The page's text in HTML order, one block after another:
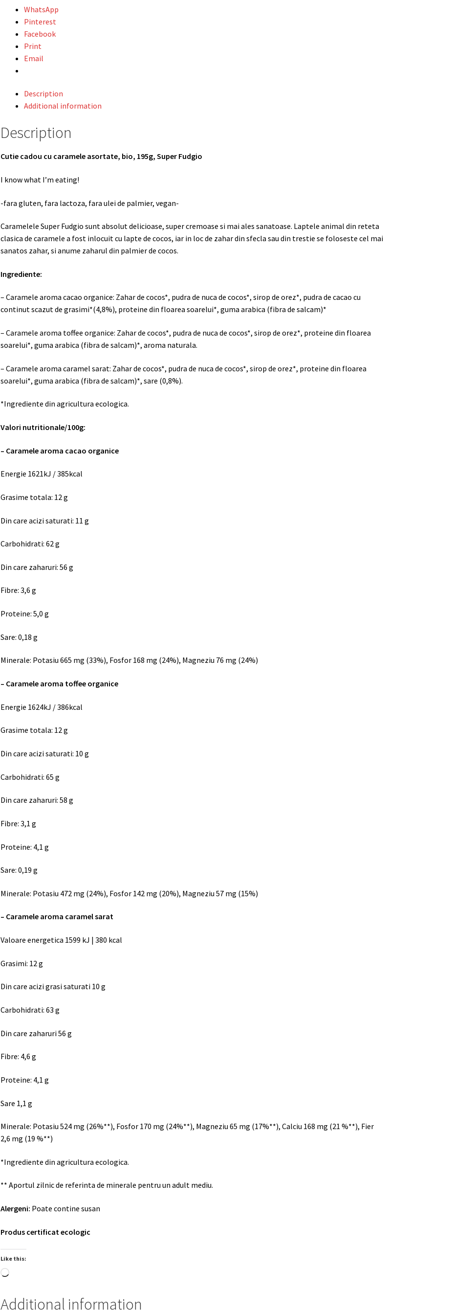
Super
Fudgio
quantity
WhatsApp
Pinterest
Facebook
Print
Email
Description
Additional information
Description
Cutie cadou cu caramele asortate, bio, 195g, Super Fudgio
I know what I’m eating!
-fara gluten, fara lactoza, fara ulei de palmier, vegan-
Caramelele Super Fudgio sunt absolut delicioase, super cremoase si mai ales sanatoase. Laptele animal din reteta
clasica de caramele a fost inlocuit cu lapte de cocos, iar in loc de zahar din sfecla sau din trestie se foloseste cel mai
sanatos zahar, si anume zaharul din palmier de cocos.
Ingrediente:
– Caramele aroma cacao organice: Zahar de cocos*, pudra de nuca de cocos*, sirop de orez*, pudra de cacao cu
continut scazut de grasimi*(4,8%), proteine din floarea soarelui*, guma arabica (fibra de salcam)*
– Caramele aroma toffee organice: Zahar de cocos*, pudra de nuca de cocos*, sirop de orez*, proteine din floarea
soarelui*, guma arabica (fibra de salcam)*, aroma naturala.
– Caramele aroma caramel sarat: Zahar de cocos*, pudra de nuca de cocos*, sirop de orez*, proteine din floarea
soarelui*, guma arabica (fibra de salcam)*, sare (0,8%).
*Ingrediente din agricultura ecologica.
Valori nutritionale/100g:
– Caramele aroma cacao organice
Energie 1621kJ / 385kcal
Grasime totala: 12 g
Din care acizi saturati: 11 g
Carbohidrati: 62 g
Din care zaharuri: 56 g
Fibre: 3,6 g
Proteine: 5,0 g
Sare: 0,18 g
Minerale: Potasiu 665 mg (33%), Fosfor168 mg (24%), Magneziu 76 mg (24%)
– Caramele aroma toffee organice
Energie 1624kJ / 386kcal
Grasime totala: 12 g
Din care acizi saturati: 10 g
Carbohidrati: 65 g
Din care zaharuri: 58 g
Fibre: 3,1 g
Proteine: 4,1 g
Sare: 0,19 g
Minerale: Potasiu 472 mg (24%), Fosfor142 mg (20%), Magneziu 57 mg (15%)
– Caramele aroma caramel sarat
Valoare energetica 1599 kJ | 380 kcal
Grasimi: 12 g
Din care acizi grasi saturati 10 g
Carbohidrati: 63 g
Din care zaharuri 56 g
Fibre: 4,6 g
Proteine: 4,1 g
Sare 1,1 g
Minerale: Potasiu 524 mg (26%**), Fosfor 170 mg (24%**), Magneziu 65 mg (17%**), Calciu 168 mg (21 %**), Fier
2,6 mg (19 %**)
*Ingrediente din agricultura ecologica.
** Aportul zilnic de referinta de minerale pentru un adult mediu.
Alergeni: Poate contine susan
Produs certificat ecologic
Like this:
Loading…
Additional information